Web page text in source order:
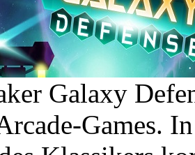
Galaxy
Games.